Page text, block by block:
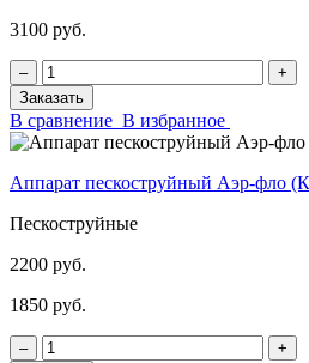
3100 руб.
‒
+
Заказать
В сравнение В избранное
Аппарат пескоструйный Аэр-фло
Пескоструйные
2200 руб.
1850 руб.
‒
+